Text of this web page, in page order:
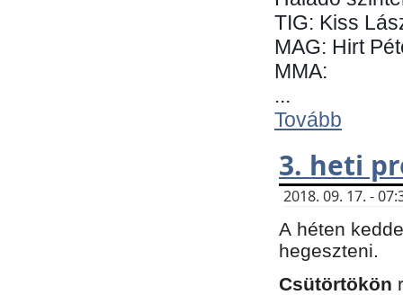
TIG: Kiss
MAG: Hirt
MMA:
...
Tovább
3. heti
2018. 09. 17. -
A héten
hegeszteni.
Csütörtökön